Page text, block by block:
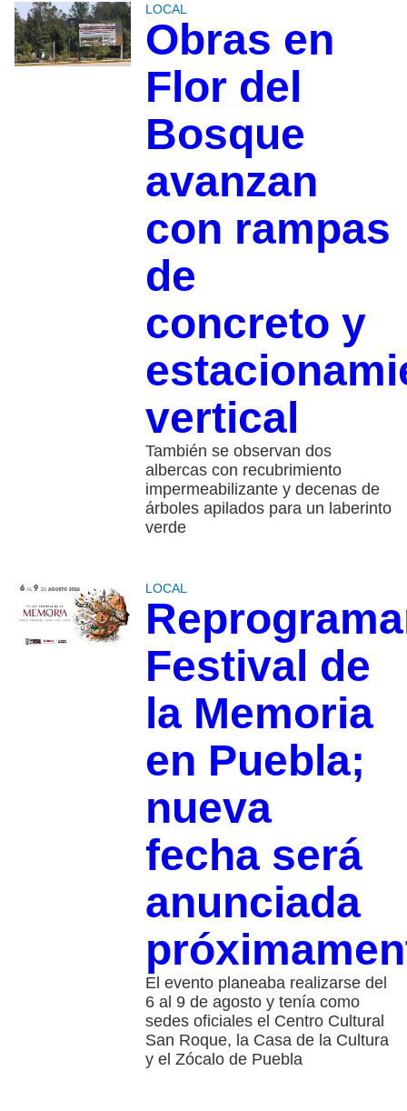
LOCAL
Obras en
Flor del
Bosque
avanzan
con rampas
de
concreto y
vertical
También se observan dos
albercas con recubrimiento
impermeabilizante y decenas de
árboles apilados para un laberinto
verde
LOCAL
Festival de
la Memoria
en Puebla;
nueva
fecha será
anunciada
El evento planeaba realizarse del
6 al 9 de agosto y tenía como
sedes oficiales el Centro Cultural
San Roque, la Casa de la Cultura
y el Zócalo de Puebla